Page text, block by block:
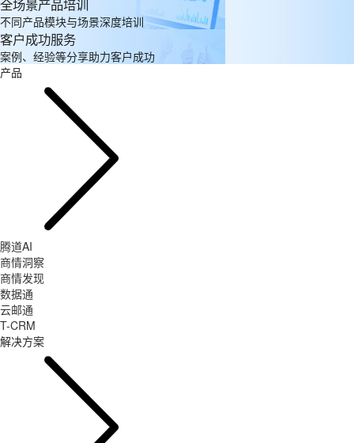
全场景产品培训
不同产品模块与场景深度培训
客户成功服务
案例、经验等分享助力客户成功
产品
腾道AI
商情洞察
商情发现
数据通
云邮通
T-CRM
解决方案